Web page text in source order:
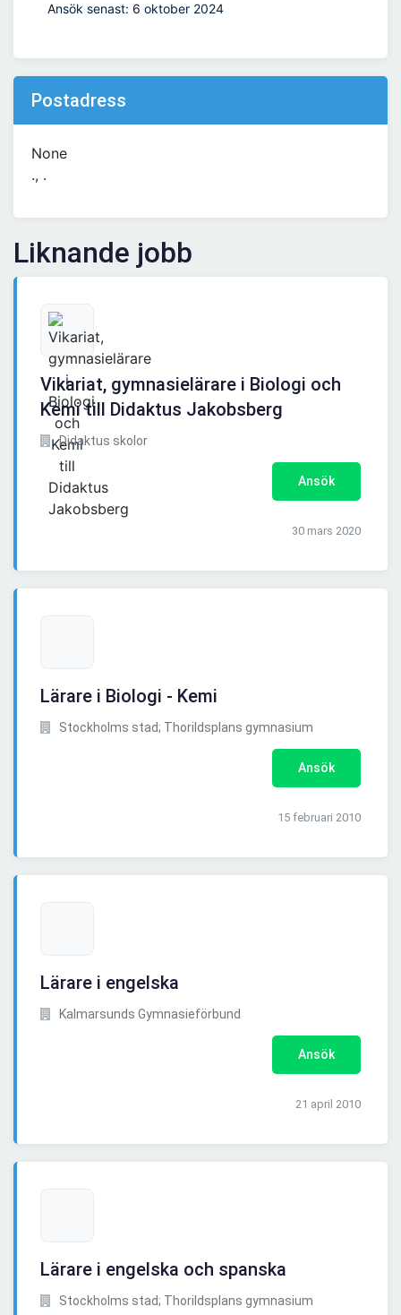
Ansök senast: 6 oktober 2024
Postadress
None
., .
Liknande jobb
Vikariat, gymnasielärare i Biologi och
Kemi till Didaktus Jakobsberg
Didaktus skolor
Ansök
30 mars 2020
Lärare i Biologi - Kemi
Stockholms stad; Thorildsplans gymnasium
Ansök
15 februari 2010
Lärare i engelska
Kalmarsunds Gymnasieförbund
Ansök
21 april 2010
Lärare i engelska och spanska
Stockholms stad; Thorildsplans gymnasium